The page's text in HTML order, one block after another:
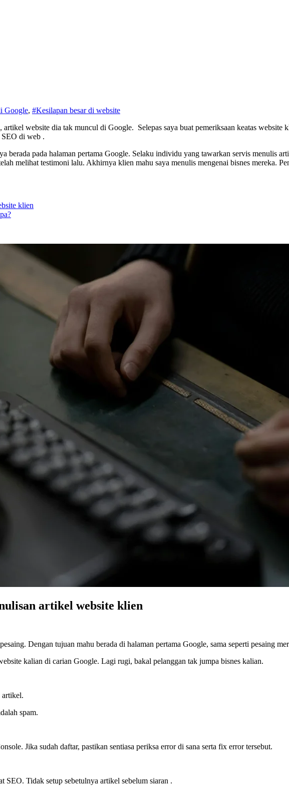
Google, #Kesilapan besar di website
website dia tak muncul di Google. Selepas saya buat pemeriksaan keatas
SEO di web .
berada pada halaman pertama Google. Selaku individu yang tawarkan servis menulis
melihat testimoni lalu. Akhirnya klien mahu saya menulis mengenai bisnes mereka.
klien
artikel website klien
Dengan tujuan mahu berada di halaman pertama Google, sama seperti pesaing
kalian di carian Google. Lagi rugi, bakal pelanggan tak jumpa bisnes kalian.
artikel.
spam.
Jika sudah daftar, pastikan sentiasa periksa error di sana serta fix error tersebut.
Tidak setup sebetulnya artikel sebelum siaran .